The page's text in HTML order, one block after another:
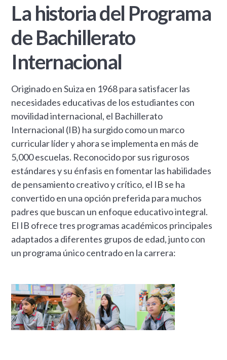
La historia del Programa
de Bachillerato
Internacional
Originado en Suiza en 1968 para satisfacer las
necesidades educativas de los estudiantes con
movilidad internacional, el Bachillerato
Internacional (IB) ha surgido como un marco
curricular líder y ahora se implementa en más de
5,000 escuelas. Reconocido por sus rigurosos
estándares y su énfasis en fomentar las habilidades
de pensamiento creativo y crítico, el IB se ha
convertido en una opción preferida para muchos
padres que buscan un enfoque educativo integral.
El IB ofrece tres programas académicos principales
adaptados a diferentes grupos de edad, junto con
un programa único centrado en la carrera: